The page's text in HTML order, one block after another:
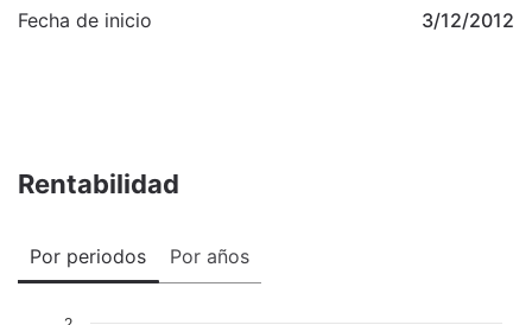
Fecha de inicio 3/12/2012
Rentabilidad
Por periodos Por años